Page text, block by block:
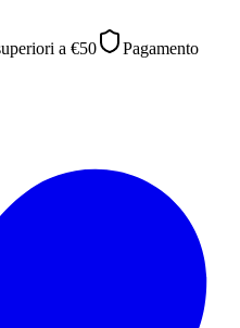
a €50
Pagamento